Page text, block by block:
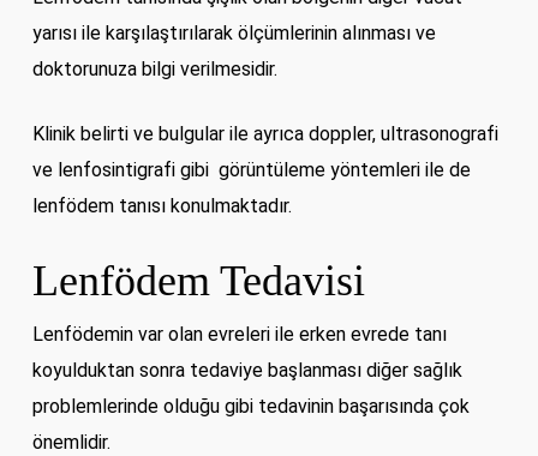
yarısı ile karşılaştırılarak ölçümlerinin alınması ve
doktorunuza bilgi verilmesidir.
Klinik belirti ve bulgular ile ayrıca doppler, ultrasonografi
ve lenfosintigrafi gibi görüntüleme yöntemleri ile de
lenfödem tanısı konulmaktadır.
Lenfödem Tedavisi
Lenfödemin var olan evreleri ile erken evrede tanı
koyulduktan sonra tedaviye başlanması diğer sağlık
problemlerinde olduğu gibi tedavinin başarısında çok
önemlidir.